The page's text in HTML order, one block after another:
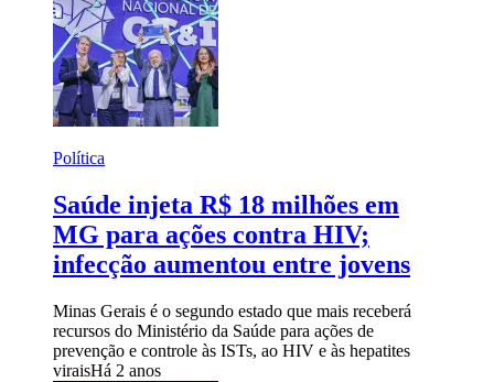
Política
Saúde injeta R$ 18 milhões em
MG para ações contra HIV;
infecção aumentou entre jovens
Minas Gerais é o segundo estado que mais receberá
recursos do Ministério da Saúde para ações de
prevenção e controle às ISTs, ao HIV e às hepatites
viraisHá 2 anos